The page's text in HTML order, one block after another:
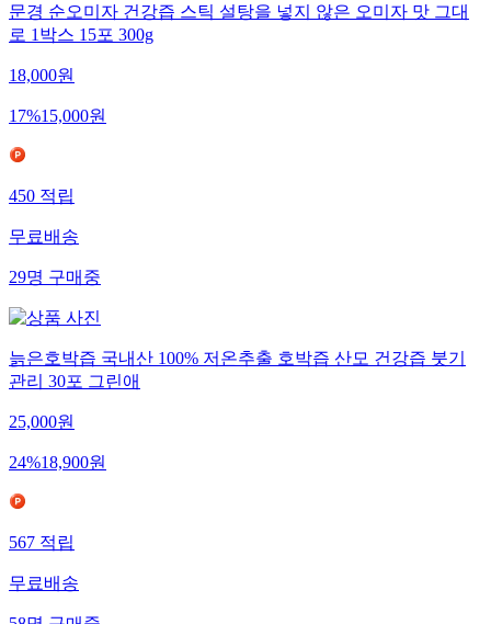
문경 순오미자 건강즙 스틱 설탕을 넣지 않은 오미자 맛 그대
로 1박스 15포 300g
18,000원
17%15,000원
450적립
무료배송
29명구매중
늙은호박즙 국내산 100% 저온추출 호박즙 산모 건강즙 붓기
관리 30포 그린애
25,000원
24%18,900원
567적립
무료배송